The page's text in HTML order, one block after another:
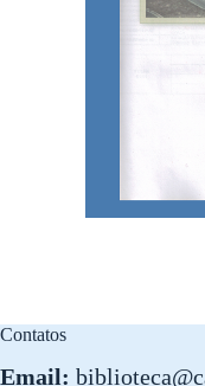
Contatos
Email: